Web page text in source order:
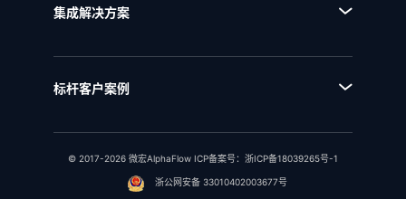
■ 流程运行和自动化
■ IPD研发项目管理
■ RSM法规标准管理
集成解决方案
■ SAP流程集成
■ 金蝶流程集成
标杆客户案例
© 2017-2026 微宏AlphaFlow ICP备案号： 浙ICP备18039265号-1
浙公网安备 33010402003677号